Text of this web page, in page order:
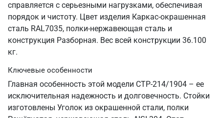
справляется с серьезными нагрузками, обеспечивая
порядок и чистоту. Цвет изделия Каркас-окрашенная
сталь RAL7035, полки-нержавеющая сталь и
конструкция Разборная. Вес всей конструкции 36.100
кг.
Ключевые особенности
Главная особенность этой модели СТР-214/1904 – ее
исключительная надежность и долговечность. Стойки
изготовлены Уголок из окрашенной стали, полки